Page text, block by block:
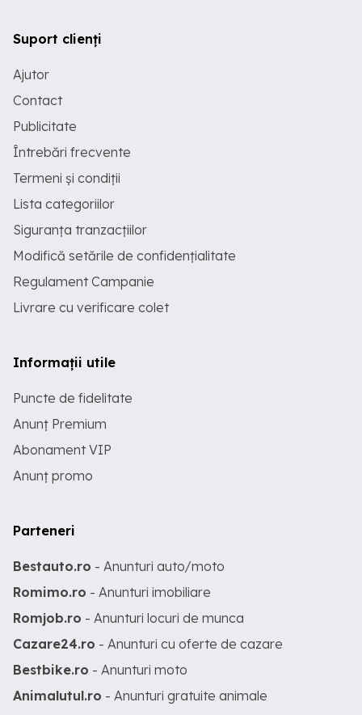
Suport clienți
Ajutor
Contact
Publicitate
Întrebări frecvente
Termeni și condiții
Lista categoriilor
Siguranța tranzacțiilor
Modifică setările de confidențialitate
Regulament Campanie
Livrare cu verificare colet
Informații utile
Puncte de fidelitate
Anunț Premium
Abonament VIP
Anunț promo
Parteneri
Bestauto.ro - Anunturi auto/moto
Romimo.ro - Anunturi imobiliare
Romjob.ro - Anunturi locuri de munca
Cazare24.ro - Anunturi cu oferte de cazare
Bestbike.ro - Anunturi moto
Animalutul.ro - Anunturi gratuite animale